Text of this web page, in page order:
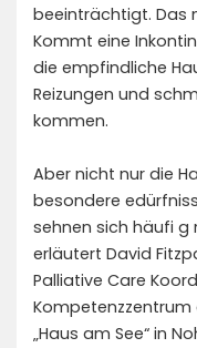
beeinträchtigt. Das
Kommt eine
die empfindliche
Reizungen und
kommen.
Aber nicht nur die
besondere
sehnen sich häufi g
erläutert David
Palliative Care
Kompetenzzentrum
„Haus am See“ in